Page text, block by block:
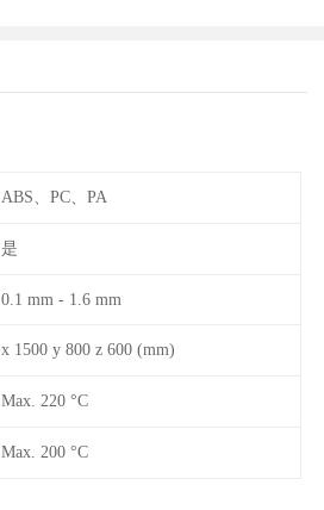
ABS、PC、PA
是
0.1 mm - 1.6 mm
x 1500 y 800 z 600 (mm)
Max. 220 °C
Max. 200 °C